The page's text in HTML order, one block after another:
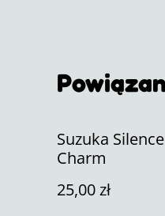
Suzuka
Charm
25,00 zł